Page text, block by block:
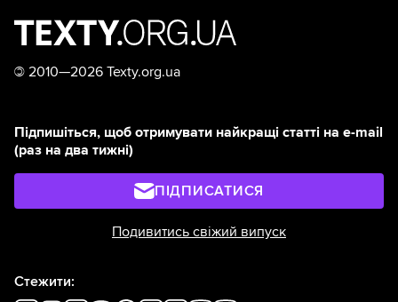
© 2010—2026 Texty.org.ua
Підпишіться, щоб отримувати найкращі статті на e-mail
(раз на два тижні)
ПІДПИСАТИСЯ
Подивитись свіжий випуск
Стежити: